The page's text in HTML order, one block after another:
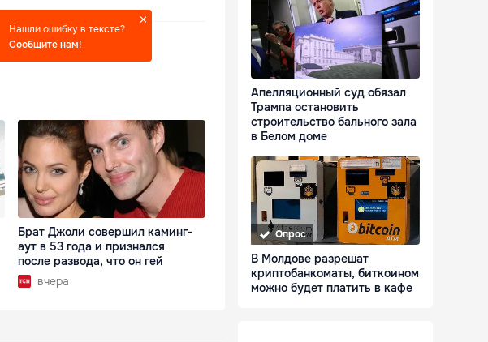
Нашли ошибку в тексте?
Сообщите нам!
Брат Джоли совершил каминг-
аут в 53 года и признался
после развода, что он гей
вчера
Апелляционный суд обязал
Трампа остановить
строительство бального зала
в Белом доме
Опрос
В Молдове разрешат
криптобанкоматы, биткоином
можно будет платить в кафе